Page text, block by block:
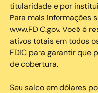
titularidade e por
Para mais informações
www.FDIC.gov. Você é
ativos totais em todos
FDIC para garantir que
de cobertura.
Seu saldo em dólares